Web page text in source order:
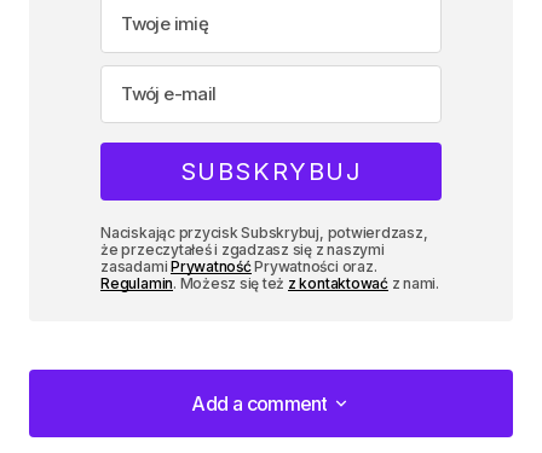
Naciskając przycisk Subskrybuj, potwierdzasz,
że przeczytałeś i zgadzasz się z naszymi
zasadamiPrywatnośćPrywatności oraz.
Regulamin. Możesz się też z kontaktowaćz nami.
Add a comment
Add a comment